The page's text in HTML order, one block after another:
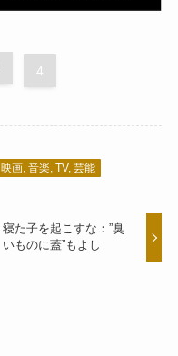
4
映画, 音楽, TV, 芸能
寝た子を起こすな：”臭
いものに蓋”もよし